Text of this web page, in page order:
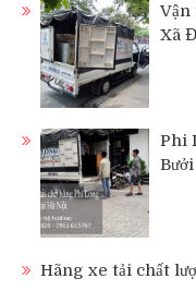
Vận
Xã
Phi
Bưởi
Hãng xe tải chất